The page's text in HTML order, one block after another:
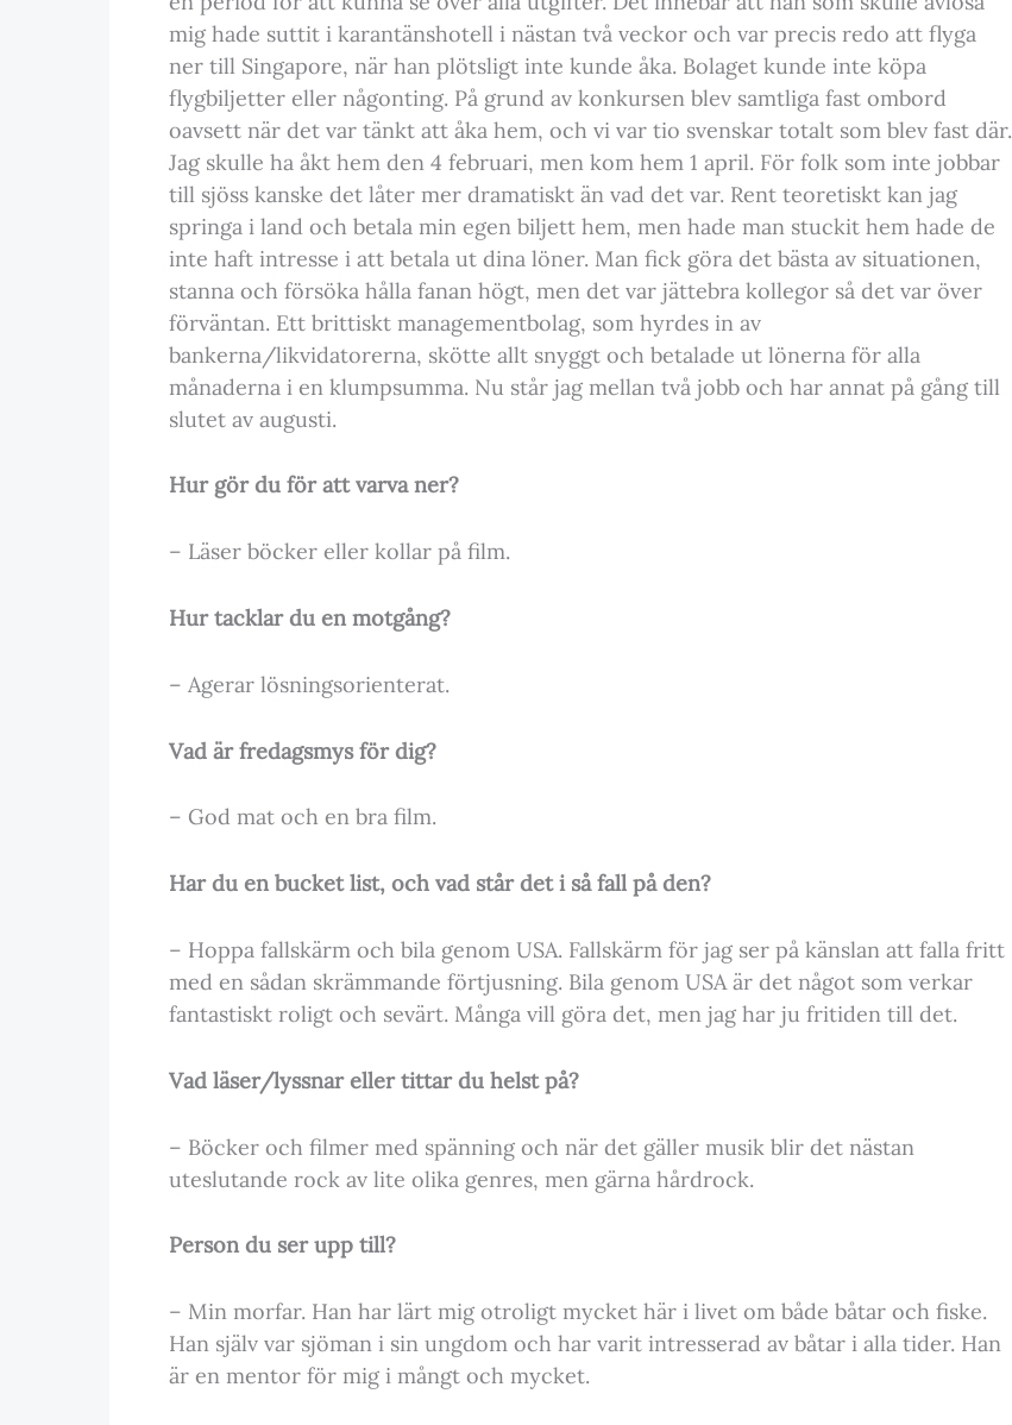
mig hade suttit i karantänshotell i nästan två veckor och var precis redo att flyga
ner till Singapore, när han plötsligt inte kunde åka. Bolaget kunde inte köpa
flygbiljetter eller någonting. På grund av konkursen blev samtliga fast ombord
oavsett när det var tänkt att åka hem, och vi var tio svenskar totalt som blev fast där.
Jag skulle ha åkt hem den 4 februari, men kom hem 1 april. För folk som inte jobbar
till sjöss kanske det låter mer dramatiskt än vad det var. Rent teoretiskt kan jag
springa i land och betala min egen biljett hem, men hade man stuckit hem hade de
inte haft intresse i att betala ut dina löner. Man fick göra det bästa av situationen,
stanna och försöka hålla fanan högt, men det var jättebra kollegor så det var över
förväntan. Ett brittiskt managementbolag, som hyrdes in av
bankerna/likvidatorerna, skötte allt snyggt och betalade ut lönerna för alla
månaderna i en klumpsumma. Nu står jag mellan två jobb och har annat på gång till
slutet av augusti.
Hur gör du för att varva ner?
– Läser böcker eller kollar på film.
Hur tacklar du en motgång?
– Agerar lösningsorienterat.
Vad är fredagsmys för dig?
– God mat och en bra film.
Har du en bucket list, och vad står det i så fall på den?
– Hoppa fallskärm och bila genom USA. Fallskärm för jag ser på känslan att falla fritt
med en sådan skrämmande förtjusning. Bila genom USA är det något som verkar
fantastiskt roligt och sevärt. Många vill göra det, men jag har ju fritiden till det.
Vad läser/lyssnar eller tittar du helst på?
– Böcker och filmer med spänning och när det gäller musik blir det nästan
uteslutande rock av lite olika genres, men gärna hårdrock.
Person du ser upp till?
– Min morfar. Han har lärt mig otroligt mycket här i livet om både båtar och fiske.
Han själv var sjöman i sin ungdom och har varit intresserad av båtar i alla tider. Han
är en mentor för mig i mångt och mycket.